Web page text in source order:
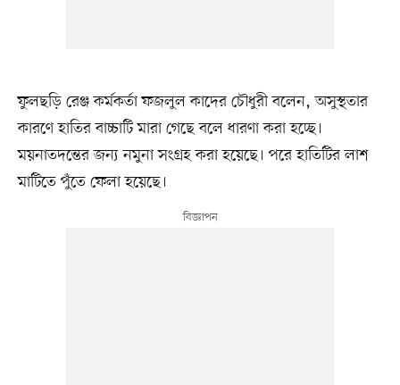
ফুলছড়ি রেঞ্জ কর্মকর্তা ফজলুল কাদের চৌধুরী বলেন, অসুস্থতার
কারণে হাতির বাচ্চাটি মারা গেছে বলে ধারণা করা হচ্ছে।
ময়নাতদন্তের জন্য নমুনা সংগ্রহ করা হয়েছে। পরে হাতিটির লাশ
মাটিতে পুঁতে ফেলা হয়েছে।